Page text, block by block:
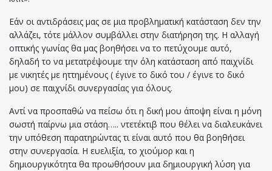
Εάν οι αντιδράσεις μας σε μια προβληματική κατάσταση δεν την
αλλάζει, τότε μάλλον συμβάλλει στην διατήρηση της. Η αλλαγή
οπτικής γωνίας θα μας βοηθήσει να το πετύχουμε αυτό,
δηλαδή το να μετατρέψουμε την όλη κατάσταση από παιχνίδι
με νικητές με ηττημένους ( έγινε το δικό του / έγινε το δικό
μου) σε παιχνίδι συνεργασίας για όλους.
Αντί να προσπαθώ να πείσω ότι η δική μου άποψη είναι η μόνη
σωστή παίρνω μια στάση….. ντετέκτιβ που θέλει να διαλευκάνει
την υπόθεση παρατηρώντας τι είναι αυτό που θα βοηθήσει
στην συνεργασία. Η ευελιξία, το χιούμορ και η
δημιουργικότητα θα προωθήσουν μια δημιουργική λύση για